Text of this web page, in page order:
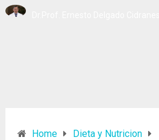
Home
Dieta y Nutricion